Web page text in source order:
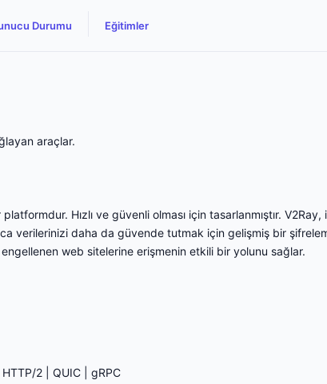
Durumu Eğitimler
araçlar.
Hızlı ve güvenli olması için tasarlanmıştır.
verilerinizi daha da güvende tutmak için gelişmiş bir
engellenen web sitelerine erişmenin etkili bir yolunu sağlar.
2 | QUIC | gRPC